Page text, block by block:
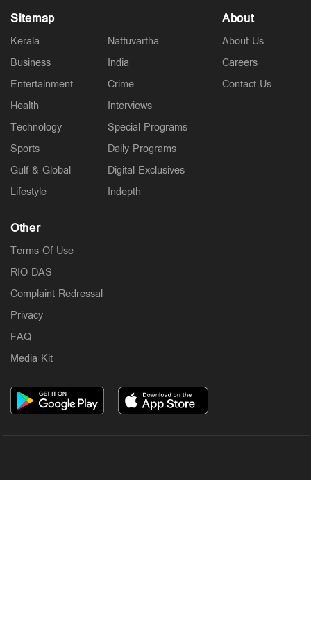
Sitemap
Kerala
Business
Entertainment
Health
Technology
Sports
Gulf & Global
Lifestyle
Nattuvartha
India
Crime
Interviews
Special Programs
Daily Programs
Digital Exclusives
Indepth
About
About Us
Careers
Contact Us
Other
Terms Of Use
RIO DAS
Complaint Redressal
Privacy
FAQ
Media Kit